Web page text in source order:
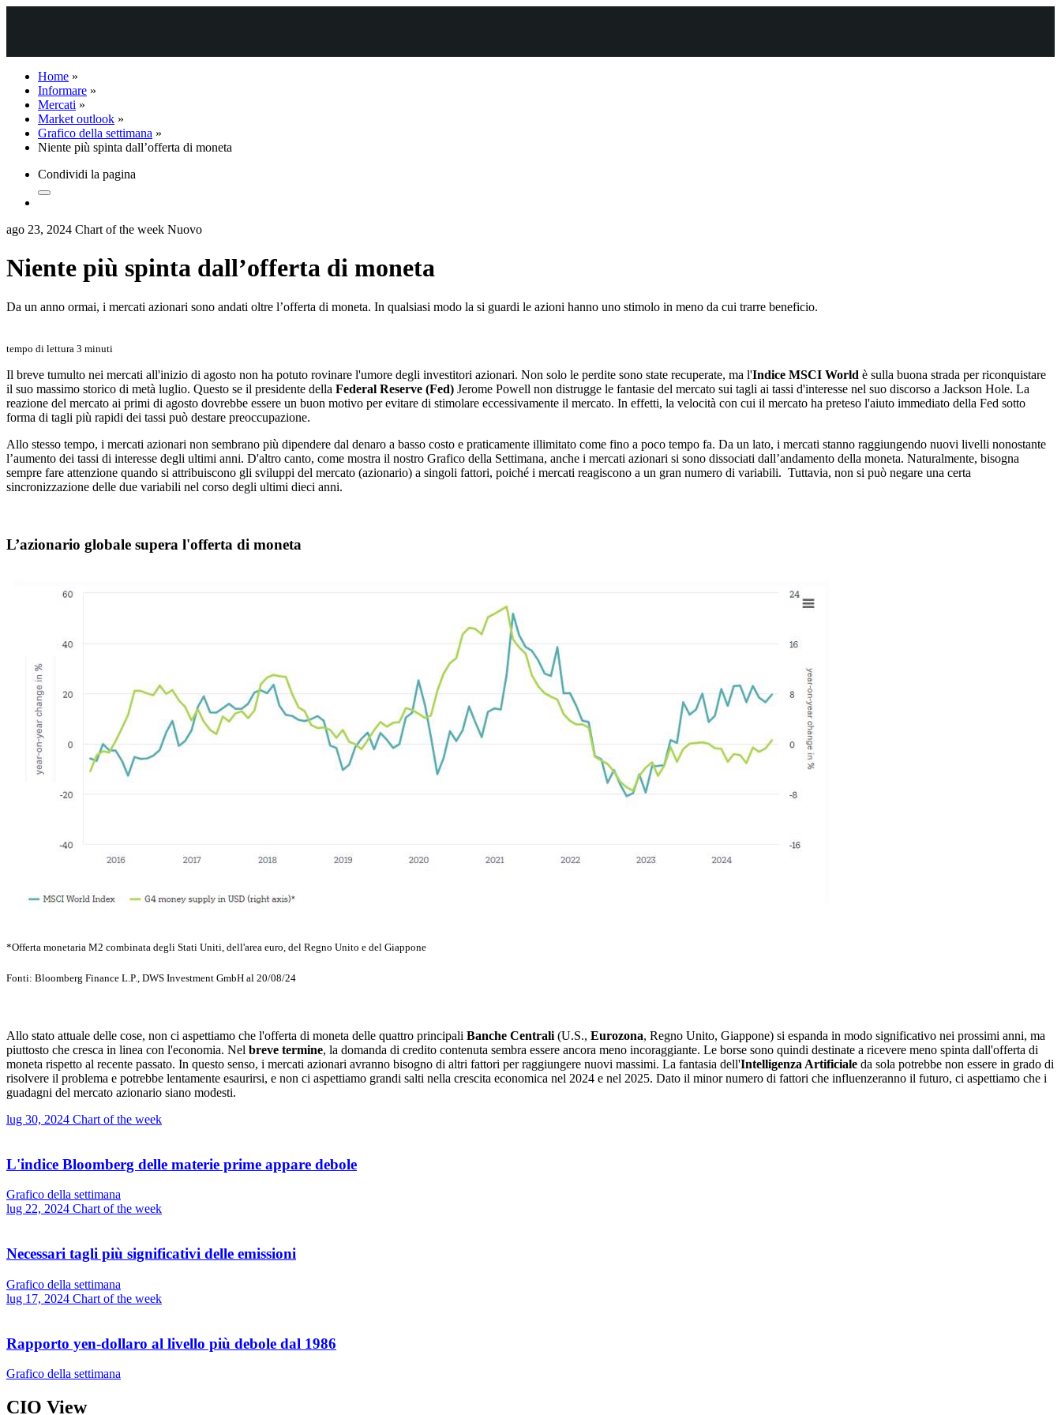
Home »
Informare »
Mercati »
Market outlook »
Grafico della settimana »
Niente più spinta dall’offerta di moneta
Condividi la pagina
ago 23, 2024 Chart of the week Nuovo
Niente più spinta dall’offerta di moneta
Da un anno ormai, i mercati azionari sono andati oltre l’offerta di moneta. In qualsiasi modo la si guardi le azioni hanno uno stimolo in meno da cui trarre beneficio.
tempo di lettura 3 minuti
Il breve tumulto nei mercati all'inizio di agosto non ha potuto rovinare l'umore degli investitori azionari. Non solo le perdite sono state recuperate, ma l'Indice MSCI World è sulla buona strada per riconquistare
il suo massimo storico di metà luglio. Questo se il presidente della Federal Reserve (Fed) Jerome Powell non distrugge le fantasie del mercato sui tagli ai tassi d'interesse nel suo discorso a Jackson Hole. La
reazione del mercato ai primi di agosto dovrebbe essere un buon motivo per evitare di stimolare eccessivamente il mercato. In effetti, la velocità con cui il mercato ha preteso l'aiuto immediato della Fed sotto
forma di tagli più rapidi dei tassi può destare preoccupazione.
Allo stesso tempo, i mercati azionari non sembrano più dipendere dal denaro a basso costo e praticamente illimitato come fino a poco tempo fa. Da un lato, i mercati stanno raggiungendo nuovi livelli nonostante
l’aumento dei tassi di interesse degli ultimi anni. D'altro canto, come mostra il nostro Grafico della Settimana, anche i mercati azionari si sono dissociati dall’andamento della moneta. Naturalmente, bisogna
sempre fare attenzione quando si attribuiscono gli sviluppi del mercato (azionario) a singoli fattori, poiché i mercati reagiscono a un gran numero di variabili. Tuttavia, non si può negare una certa
sincronizzazione delle due variabili nel corso degli ultimi dieci anni.
L’azionario globale supera l'offerta di moneta
*Offerta monetaria M2 combinata degli Stati Uniti, dell'area euro, del Regno Unito e del Giappone
Fonti: Bloomberg Finance L.P., DWS Investment GmbH al 20/08/24
Allo stato attuale delle cose, non ci aspettiamo che l'offerta di moneta delle quattro principali Banche Centrali (U.S., Eurozona, Regno Unito, Giappone) si espanda in modo significativo nei prossimi anni, ma
piuttosto che cresca in linea con l'economia. Nel breve termine, la domanda di credito contenuta sembra essere ancora meno incoraggiante. Le borse sono quindi destinate a ricevere meno spinta dall'offerta di
moneta rispetto al recente passato. In questo senso, i mercati azionari avranno bisogno di altri fattori per raggiungere nuovi massimi. La fantasia dell'Intelligenza Artificiale da sola potrebbe non essere in grado di
risolvere il problema e potrebbe lentamente esaurirsi, e non ci aspettiamo grandi salti nella crescita economica nel 2024 e nel 2025. Dato il minor numero di fattori che influenzeranno il futuro, ci aspettiamo che i
guadagni del mercato azionario siano modesti.
lug 30, 2024 Chart of the week
L'indice Bloomberg delle materie prime appare debole
Grafico della settimana
lug 22, 2024 Chart of the week
Necessari tagli più significativi delle emissioni
Grafico della settimana
lug 17, 2024 Chart of the week
Rapporto yen-dollaro al livello più debole dal 1986
Grafico della settimana
CIO View